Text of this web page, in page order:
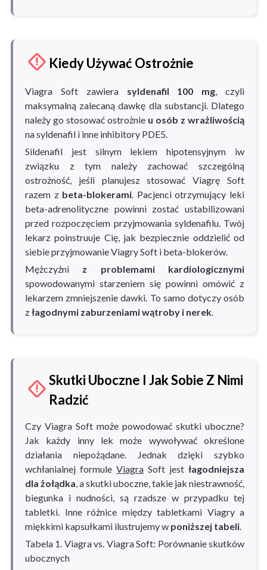
Kiedy Używać Ostrożnie
Viagra Soft zawiera syldenafil 100 mg, czyli
maksymalną zalecaną dawkę dla substancji. Dlatego
należy go stosować ostrożnie u osób z wrażliwością
na syldenafil i inne inhibitory PDE5.
Sildenafil jest silnym lekiem hipotensyjnym iw
związku z tym należy zachować szczególną
ostrożność, jeśli planujesz stosować Viagrę Soft
razem z beta-blokerami. Pacjenci otrzymujący leki
beta-adrenolityczne powinni zostać ustabilizowani
przed rozpoczęciem przyjmowania syldenafilu. Twój
lekarz poinstruuje Cię, jak bezpiecznie oddzielić od
siebie przyjmowanie Viagry Soft i beta-blokerów.
Mężczyźni z problemami kardiologicznymi
spowodowanymi starzeniem się powinni omówić z
lekarzem zmniejszenie dawki. To samo dotyczy osób
złagodnymi zaburzeniami wątroby i nerek.
Skutki Uboczne I Jak Sobie Z Nimi
Radzić
Czy Viagra Soft może powodować skutki uboczne?
Jak każdy inny lek może wywoływać określone
działania niepożądane. Jednak dzięki szybko
wchłanialnej formule Viagra Soft jest łagodniejsza
dla żołądka, a skutki uboczne, takie jak niestrawność,
biegunka i nudności, są rzadsze w przypadku tej
tabletki. Inne różnice między tabletkami Viagry a
miękkimi kapsułkami ilustrujemy w poniższej tabeli.
Tabela 1. Viagra vs. Viagra Soft: Porównanie skutków
ubocznych